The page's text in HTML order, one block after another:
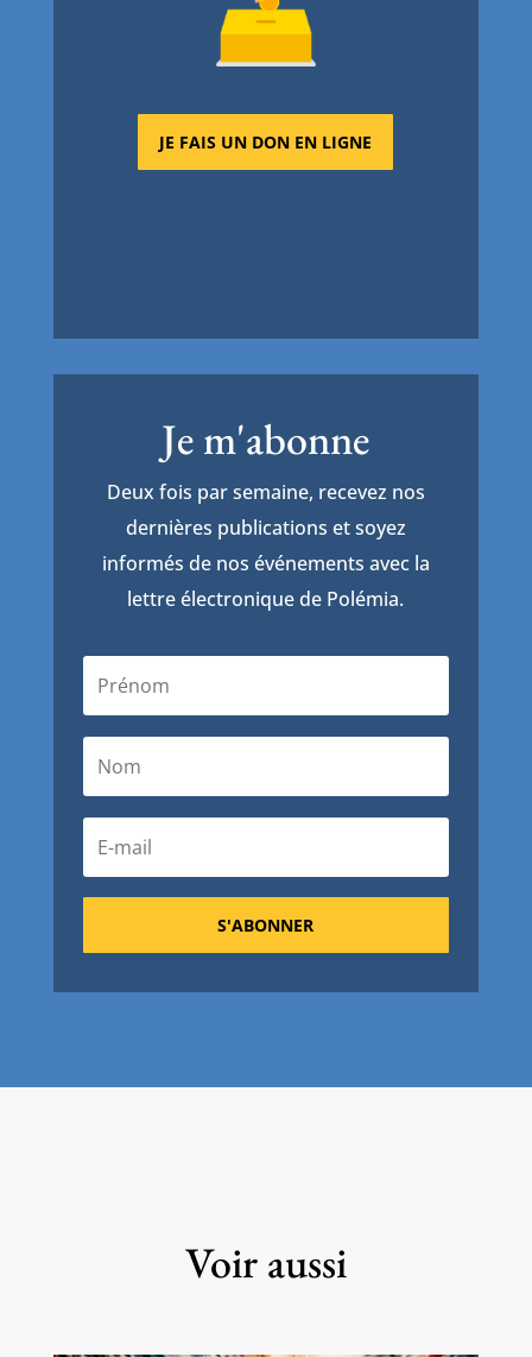
JE FAIS UN DON EN LIGNE
Je m'abonne
Deux fois par semaine, recevez nos
dernières publications et soyez
informés de nos événements avec la
lettre électronique de Polémia.
S'ABONNER
Voir aussi